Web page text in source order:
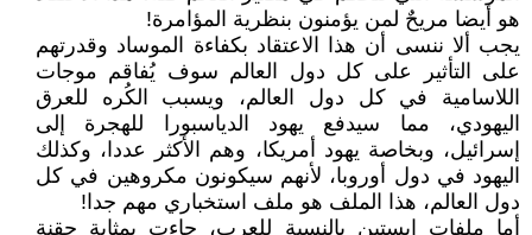
هو أيضا مريحٌ لمن يؤمنون بنظرية المؤامرة!
يجب ألا ننسى أن هذا الاعتقاد بكفاءة الموساد وقدرتهم
على التأثير على كل دول العالم سوف يُفاقم موجات
اللاسامية في كل دول العالم، ويسبب الكُره للعرق
اليهودي، مما سيدفع يهود الدياسبورا للهجرة إلى
إسرائيل، وبخاصة يهود أمريكا، وهم الأكثر عددا، وكذلك
اليهود في دول أوروبا، لأنهم سيكونون مكروهين في كل
دول العالم، هذا الملف هو ملف استخباري مهم جدا!
أما ملفات إبستين بالنسبة للعرب، جاءت بمثابة حقنة